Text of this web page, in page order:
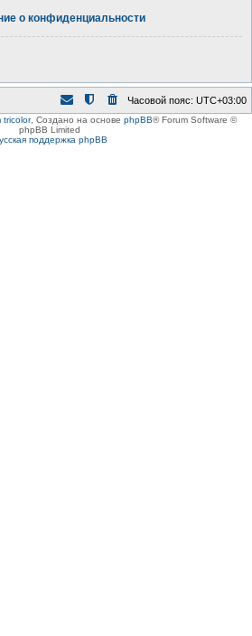
о конфиденциальности
Часовой пояс: UTC+03:00
tricolor, Создано на основе phpBB® Forum Software ©
phpBB Limited
поддержка phpBB